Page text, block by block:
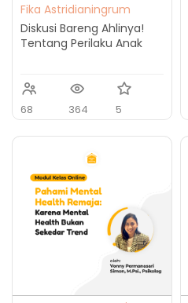
Fika Astridianingrum
Diskusi Bareng Ahlinya!
Tentang Perilaku Anak
68 364 5